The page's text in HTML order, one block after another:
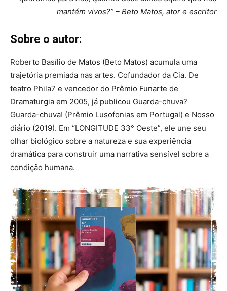
mantém vivos?” – Beto Matos, ator e escritor
Sobre o autor:
Roberto Basílio de Matos (Beto Matos) acumula uma
trajetória premiada nas artes. Cofundador da Cia. De
teatro Phila7 e vencedor do Prêmio Funarte de
Dramaturgia em 2005, já publicou Guarda-chuva?
Guarda-chuva! (Prêmio Lusofonias em Portugal) e Nosso
diário (2019). Em “LONGITUDE 33° Oeste”, ele une seu
olhar biológico sobre a natureza e sua experiência
dramática para construir uma narrativa sensível sobre a
condição humana.